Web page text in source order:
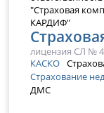
лицензия СЛ №
КАСКО
Страхование
ДМС